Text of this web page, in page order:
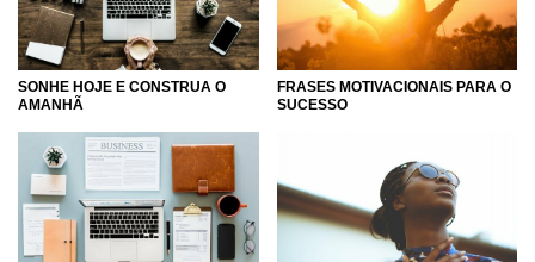
SONHE HOJE E CONSTRUA O
AMANHÃ
FRASES MOTIVACIONAIS PARA O
SUCESSO